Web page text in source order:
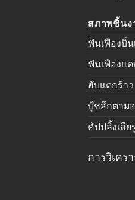
สภาพชิ้นง
ฟันเฟืองบิ่
ฟันเฟืองแต
ฮับแตกร้าว
บู๊ชสึกตาม
คัปปลิ้งเสีย
การวิเคร